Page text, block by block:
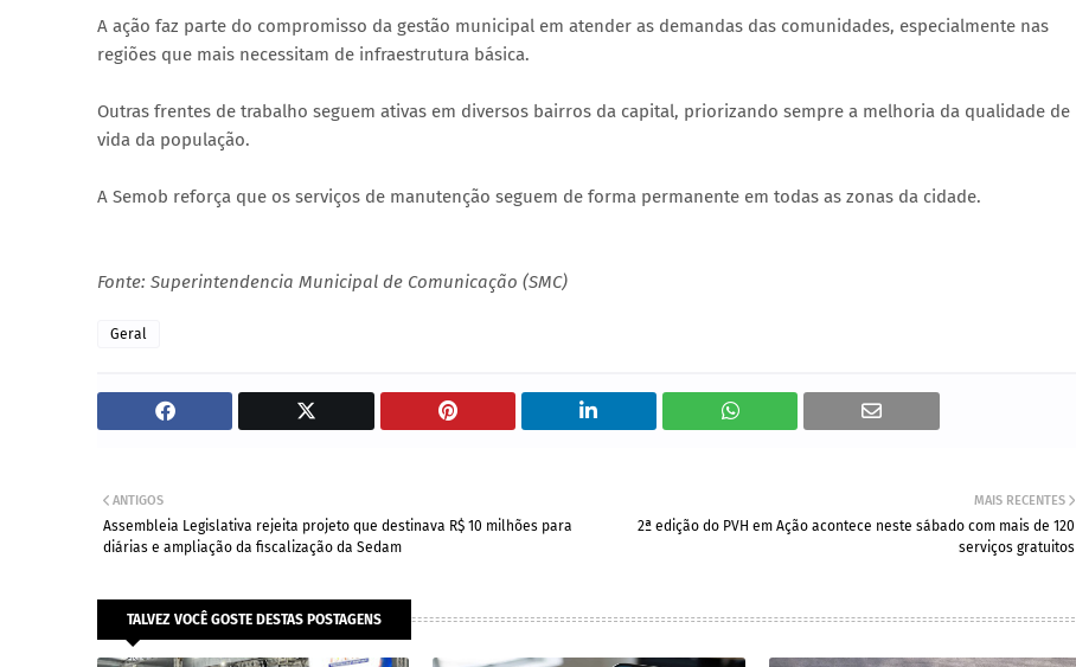
A ação faz parte do compromisso da gestão municipal em atender as demandas das comunidades, especialmente nas
regiões que mais necessitam de infraestrutura básica.
Outras frentes de trabalho seguem ativas em diversos bairros da capital, priorizando sempre a melhoria da qualidade de
vida da população.
A Semob reforça que os serviços de manutenção seguem de forma permanente em todas as zonas da cidade.
Fonte: Superintendencia Municipal de Comunicação (SMC)
Geral
MAIS RECENTES
2ª edição do PVH em Ação acontece neste sábado com mais de 120
serviços gratuitos
ANTIGOS
Assembleia Legislativa rejeita projeto que destinava R$ 10 milhões para
diárias e ampliação da fiscalização da Sedam
TALVEZ VOCÊ GOSTE DESTAS POSTAGENS